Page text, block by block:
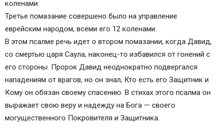
коленами.
Третье помазание совершено было на управление
еврейским народом, всеми его 12 коленами.
В этом псалме речь идет о втором помазании, когда Давид,
со смертью царя Саула, наконец-то избавился от гонений с
его стороны. Пророк Давид неоднократно подвергался
нападениям от врагов, но он знал, Кто есть его Защитник и
Кому он обязан своему спасению. В стихах этого псалма он
выражает свою веру и надежду на Бога — своего
могущественного Покровителя и Защитника.